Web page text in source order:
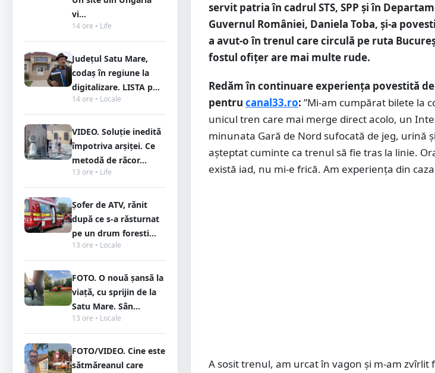
vi...
14 ore • Life
Județul Satu Mare,
codaș în regiune la
digitalizare. LISTA p...
14 ore • Locale
VIDEO. Soluție inedită
împotriva arșiței. Ce
metodă de răcor...
13 ore • Life
Șofer de ATV, rănit
după ce s-a răsturnat
pe un drum foresti...
13 ore • Locale
FOTO. O nouă șansă la
viață, cu sprijin de la
Satu Mare. Sân...
13 ore • Locale
FOTO/VIDEO. Cine este
sătmăreanul care
servit patria în cadrul STS, SPP și în
Guvernul României, Daniela Toba, și-a
a avut-o în trenul care circulă pe ruta
fostul ofițer are mai multe rude.
Redăm în continuare experiența povestită
pentru canal33.ro: ”Mi-am cumpărat bilete la
unicul tren care mai merge direct acolo, un
minunata Gară de Nord sufocată de jeg, urină
aşteptat cuminte ca trenul să fie tras la linie.
există iad, nu mi-e frică. Am experienţa din
A sosit trenul, am urcat în vagon şi m-am